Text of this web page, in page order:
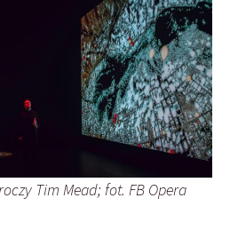
Tim Mead; fot. FB Opera